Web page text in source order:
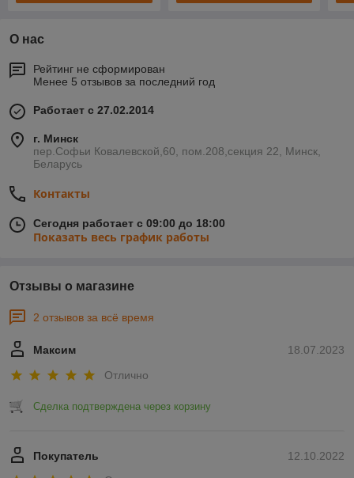
О нас
Рейтинг не сформирован
Менее 5 отзывов за последний год
Работает с 27.02.2014
г. Минск
пер.Софьи Ковалевской,60, пом.208,секция 22, Минск,
Беларусь
Контакты
Сегодня работает с 09:00 до 18:00
Показать весь график работы
Отзывы о магазине
2 отзывов за всё время
18.07.2023
Максим
Отлично
Сделка подтверждена через корзину
12.10.2022
Покупатель